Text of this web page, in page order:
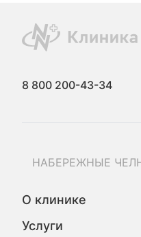
8 800 200-43-34
НАБЕРЕЖНЫЕ
О клинике
Услуги